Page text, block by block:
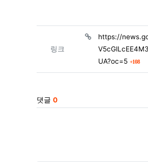
링크
https://
UA?oc=5
108회
댓글 0